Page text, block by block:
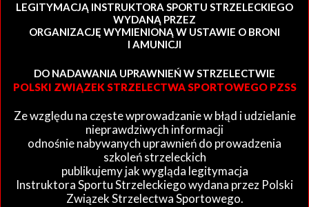
LEGITYMACJĄ INSTRUKTORA SPORTU STRZELECKIEGO
WYDANĄ PRZEZ
ORGANIZACJĘ WYMIENIONĄ W USTAWIE O BRONI
I AMUNICJI
DO NADAWANIA UPRAWNIEŃ W STRZELECTWIE
POLSKI ZWIĄZEK STRZELECTWA SPORTOWEGO PZSS
Ze względu na częste wprowadzanie w błąd i udzielanie
nieprawdziwych informacji
odnośnie nabywanych uprawnień do prowadzenia
szkoleń strzeleckich
publikujemy jak wygląda legitymacja
Instruktora Sportu Strzeleckiego wydana przez Polski
Związek Strzelectwa Sportowego.